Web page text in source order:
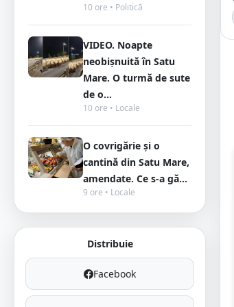
10 ore • Politică
VIDEO. Noapte
neobișnuită în Satu
Mare. O turmă de sute
de o...
10 ore • Locale
O covrigărie și o
cantină din Satu Mare,
amendate. Ce s-a gă...
9 ore • Locale
Distribuie
Facebook